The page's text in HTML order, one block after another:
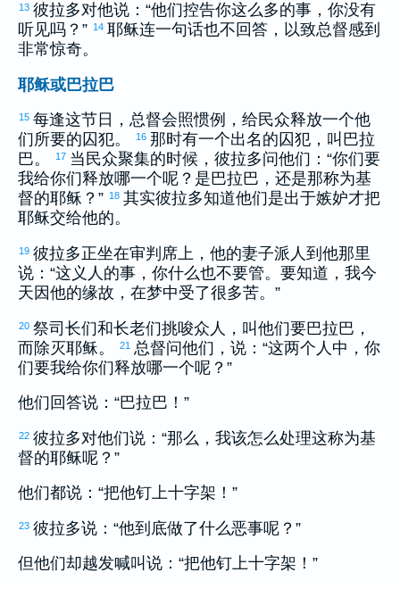
13 彼拉多对他说：“他们控告你这么多的事，你没有
听见吗？” 14 耶稣连一句话也不回答，以致总督感到
非常惊奇。
耶稣或巴拉巴
15 每逢这节日，总督会照惯例，给民众释放一个他
们所要的囚犯。
16 那时有一个出名的囚犯，叫 巴拉
巴。 17 当民众聚集的时候， 彼拉多问他们：“你们要
我给你们释放哪一个呢？是 巴拉巴 ，还是那称为基
督的耶稣？” 18 其实彼拉多知道他们是出于嫉妒才把
耶稣交给他的。
19 彼拉多正坐在审判席上，他的妻子派人到他那里
说：“这义人的事，你什么也不要管。要知道，我今
天因他的缘故，在梦中受了很多苦。”
20 祭司长们和长老们挑唆众人，叫他们要巴拉巴 ，
而除灭耶稣。
21 总督问他们，说：“这两个人中，你
们要我给你们释放哪一个呢？”
他们回答说：“巴拉巴 ！”
22 彼拉多对他们说：“那么，我该怎么处理这称为基
督的耶稣呢？”
他们都说：“把他钉上十字架！”
23 彼拉多说：“他到底做了什么恶事呢？”
但他们却越发喊叫说：“把他钉上十字架！”